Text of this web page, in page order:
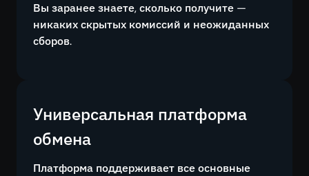
Вы заранее знаете, сколько получите —
никаких скрытых комиссий и неожиданных
сборов.
Универсальная платформа
обмена
Платформа поддерживает все основные